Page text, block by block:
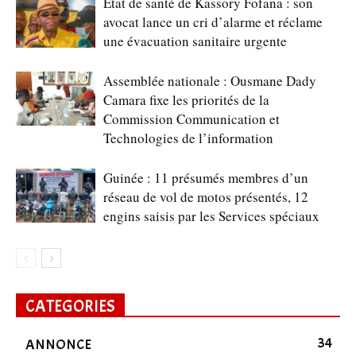
avocat lance un cri d’alarme et réclame
une évacuation sanitaire urgente
Assemblée nationale : Ousmane Dady
Camara fixe les priorités de la
Commission Communication et
Technologies de l’information
Guinée : 11 présumés membres d’un
réseau de vol de motos présentés, 12
engins saisis par les Services spéciaux
CATEGORIES
ANNONCE
34